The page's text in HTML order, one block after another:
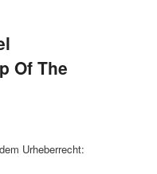
Of The
Urheberrecht: